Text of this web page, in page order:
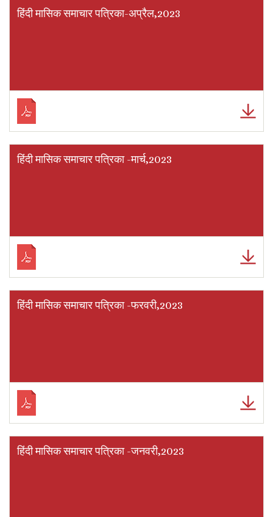
हिंदी मासिक समाचार पत्रिका-अप्रैल,2023
हिंदी मासिक समाचार पत्रिका -मार्च,2023
हिंदी मासिक समाचार पत्रिका -फरवरी,2023
हिंदी मासिक समाचार पत्रिका -जनवरी,2023